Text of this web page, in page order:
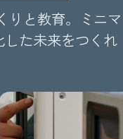
りと教育。
ミニマ
た未来をつくれ